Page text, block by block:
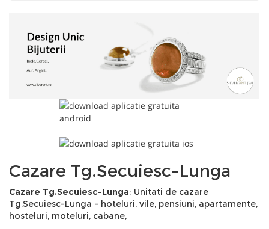
Cazare Tg.Secuiesc-Lunga
Cazare Tg.Secuiesc-Lunga: Unitati de cazare
Tg.Secuiesc-Lunga - hoteluri, vile, pensiuni, apartamente,
hosteluri, moteluri, cabane,